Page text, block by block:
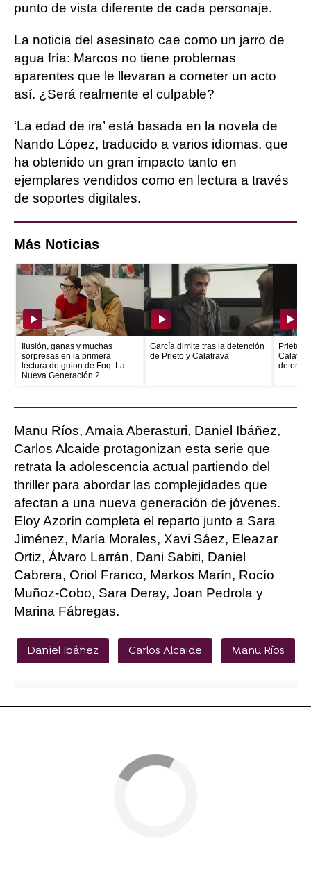
punto de vista diferente de cada personaje.
La noticia del asesinato cae como un jarro de
agua fría: Marcos no tiene problemas
aparentes que le llevaran a cometer un acto
así. ¿Será realmente el culpable?
‘La edad de ira’ está basada en la novela de
Nando López, traducido a varios idiomas, que
ha obtenido un gran impacto tanto en
ejemplares vendidos como en lectura a través
de soportes digitales.
Más Noticias
Ilusión, ganas y muchas
sorpresas en la primera
lectura de guion de Foq: La
Nueva Generación 2
García dimite tras la detención
de Prieto y Calatrava
Prieto
Manu Ríos, Amaia Aberasturi, Daniel Ibáñez,
Carlos Alcaide protagonizan esta serie que
retrata la adolescencia actual partiendo del
thriller para abordar las complejidades que
afectan a una nueva generación de jóvenes.
Eloy Azorín completa el reparto junto a Sara
Jiménez, María Morales, Xavi Sáez, Eleazar
Ortiz, Álvaro Larrán, Dani Sabiti, Daniel
Cabrera, Oriol Franco, Markos Marín, Rocío
Muñoz-Cobo, Sara Deray, Joan Pedrola y
Marina Fábregas.
Daniel Ibáñez Carlos Alcaide Manu Ríos